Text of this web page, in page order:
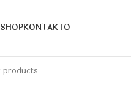
SHOPKONTAKTO